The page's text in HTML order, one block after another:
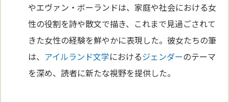
やエヴァン・ボーランドは、家庭や社会における女
性の役割を詩や散文で描き、これまで見過ごされて
きた女性の経験を鮮やかに表現した。彼女たちの筆
は、 アイルランド文学におけるジェンダーのテーマ
を深め、読者に新たな視野を提供した。